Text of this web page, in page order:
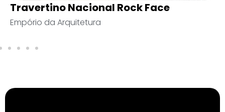
Ecobrick Stone
Castelatto